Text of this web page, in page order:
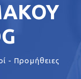
- Προμήθειες